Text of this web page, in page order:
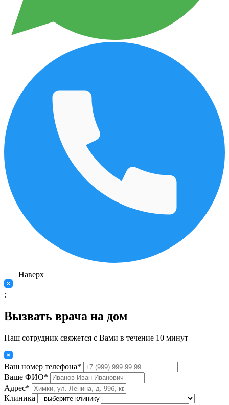
Наверх
;
Вызвать врача на дом
Наш сотрудник свяжется с Вами в течение 10 минут
Ваш номер телефона*
Ваше ФИО*
Адрес*
Клиника